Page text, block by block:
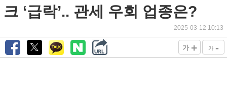
크 ‘급락’.. 관세 우회 업종은?
2025-03-12 10:13
가 + 가 -